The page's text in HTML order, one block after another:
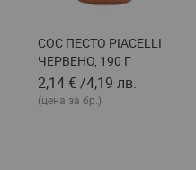
СОС ПЕСТО PIACELLI
ЧЕРВЕНО, 190 Г
2,14 € /4,19 лв.
(цена за бр.)